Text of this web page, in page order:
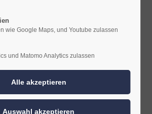
und viel Erfahrung, hochwertige
Verarbeitung lassen auch Ihre
gut klingen."
wie Google Maps, und Youtube zulassen
und Matomo Analytics zulassen